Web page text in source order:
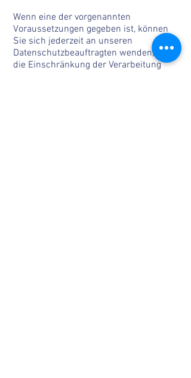
Wenn eine der vorgenannten
Voraussetzungen gegeben ist, können
Sie sich jederzeit an unseren
Datenschutzbeauftragten wenden, um
die Einschränkung der Verarbeitung